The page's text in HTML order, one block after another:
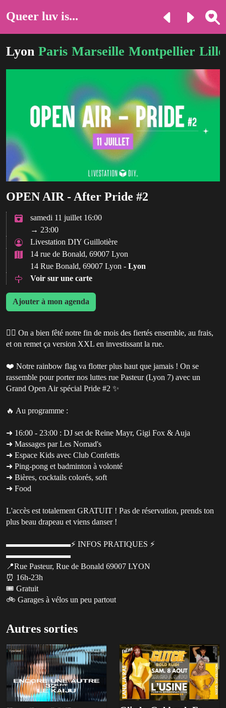
Queer luv is...
Lyon Paris Marseille Montpellier Lille
OPEN AIR - After Pride #2
samedi 11 juillet 16:00
→ 23:00
Livestation DIY Guillotière
14 rue de Bonald, 69007 Lyon
14 Rue Bonald, 69007 Lyon - Lyon
Voir sur une carte
Ajouter à mon agenda
🏳‍🌈 On a bien fêté notre fin de mois des fiertés ensemble, au frais,
et on remet ça version XXL en investissant la rue.
❤️ Notre rainbow flag va flotter plus haut que jamais ! On se
rassemble pour porter nos luttes rue Pasteur (Lyon 7) avec un
Grand Open Air spécial Pride #2 ✨
🔥 Au programme :
➜ 16:00 - 23:00 : DJ set de Reine Mayr, Gigi Fox & Auja
➜ Massages par Les Nomad's
➜ Espace Kids avec Club Confettis
➜ Ping-pong et badminton à volonté
➜ Bières, cocktails colorés, soft
➜ Food
L'accès est totalement GRATUIT ! Pas de réservation, prends ton
plus beau drapeau et viens danser !
▬▬▬▬▬▬▬▬⚡️ INFOS PRATIQUES ⚡️
▬▬▬▬▬▬▬▬
📍Rue Pasteur, Rue de Bonald 69007 LYON
⏰ 16h-23h
🎟️ Gratuit
🚲 Garages à vélos un peu partout
Autres sorties